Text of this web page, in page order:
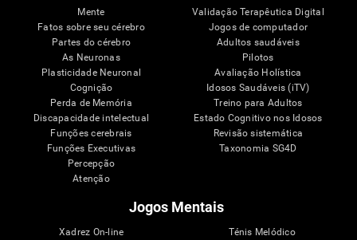
Mente
Fatos sobre seu cérebro
Partes do cérebro
As Neuronas
Plasticidade Neuronal
Cognição
Perda de Memória
Discapacidade intelectual
Funções cerebrais
Funções Executivas
Percepção
Atenção
Validação Terapêutica Digital
Jogos de computador
Adultos saudáveis
Pilotos
Avaliação Holística
Idosos Saudáveis (iTV)
Treino para Adultos
Estado Cognitivo nos Idosos
Revisão sistemática
Taxonomia SG4D
Jogos Mentais
Xadrez On-line
Ténis Melódico